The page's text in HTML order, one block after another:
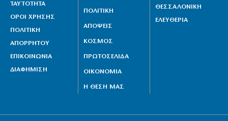
ΤΑΥΤΟΤΗΤΑ
ΟΡΟΙ ΧΡΗΣΗΣ
ΠΟΛΙΤΙΚΗ
ΑΠΟΡΡΗΤΟΥ
ΕΠΙΚΟΙΝΩΝΙΑ
ΔΙΑΦΗΜΙΣΗ
ΠΟΛΙΤΙΚΗ
ΑΠΟΨΕΙΣ
ΚΟΣΜΟΣ
ΠΡΩΤΟΣΕΛΙΔΑ
ΟΙΚΟΝΟΜΙΑ
Η ΘΕΣΗ ΜΑΣ
ΘΕΣΣΑΛΟΝΙΚΗ
ΕΛΕΥΘΕΡΙΑ